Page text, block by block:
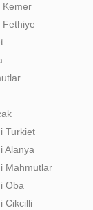
Kemer
Fethiye
Turkiet
Alanya
Mahmutlar
Oba
Cikcilli